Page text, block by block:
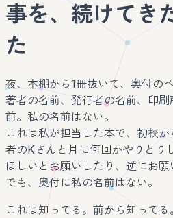
事を、続けてき
た
夜、本棚から1冊抜いて、奥付の
著者の名前、発行者の名前、印
前。私の名前はない。
これは私が担当した本で、初校
者のKさんと月に何回かやりとり
ほしいとお願いしたり、逆にお
でも、奥付に私の名前はない。
これは知ってる。前から知ってる。